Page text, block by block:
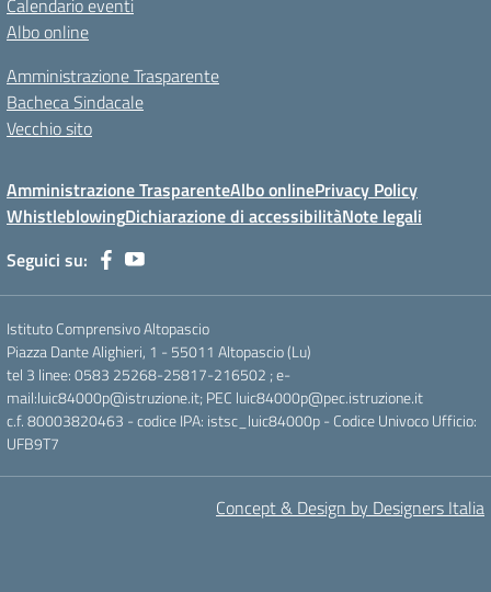
Calendario eventi
Albo online
Amministrazione Trasparente
Bacheca Sindacale
Vecchio sito
Amministrazione TrasparenteAlbo onlinePrivacy Policy
WhistleblowingDichiarazione di accessibilitàNote legali
Seguici su:
Istituto Comprensivo Altopascio
Piazza Dante Alighieri, 1 - 55011 Altopascio (Lu)
tel 3 linee: 0583 25268-25817-216502 ; e-
mail:luic84000p@istruzione.it; PEC luic84000p@pec.istruzione.it
c.f. 80003820463 - codice IPA: istsc_luic84000p - Codice Univoco Ufficio:
UFB9T7
Concept & Design by Designers Italia